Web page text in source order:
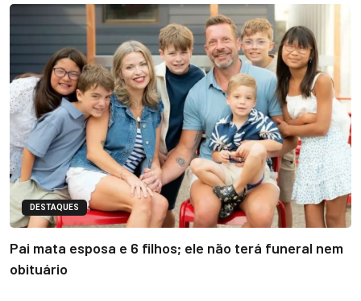
DESTAQUES
Pai mata esposa e 6 filhos; ele não terá funeral nem
obituário